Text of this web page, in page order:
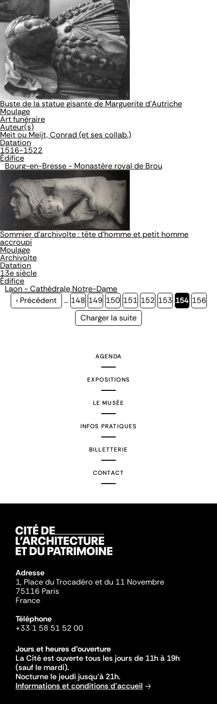
Buste de la statue gisante de Marguerite d'Autriche
Moulage
Art funéraire
Auteur(s)
Meit ou Meijt, Conrad (et ses collab.)
Datation
1516-1522
Édifice
Bourg-en-Bresse - Monastère royal de Brou
Sommier d'archivolte : tête d'homme et petit homme
accroupi
Moulage
Archivolte
Datation
13e siècle
Édifice
Laon - Cathédrale Notre-Dame
Page
‹ Précédent … Page
148 Page
149 Page
150 Page
151 Page
152 Page
153 Page
154 Page
156
Page
Charger la suite
AGENDA
EXPOSITIONS
LE MUSÉE
INFOS PRATIQUES
BILLETTERIE
CONTACT
Adresse
1, Place du Trocadéro et du 11 Novembre
75116 Paris
France
Téléphone
+33 1 58 51 52 00
Jours et heures d'ouverture
La Cité est ouverte tous les jours de 11h à 19h
(sauf le mardi).
Nocturne le jeudi jusqu'à 21h.
Informations et conditions d'accueil